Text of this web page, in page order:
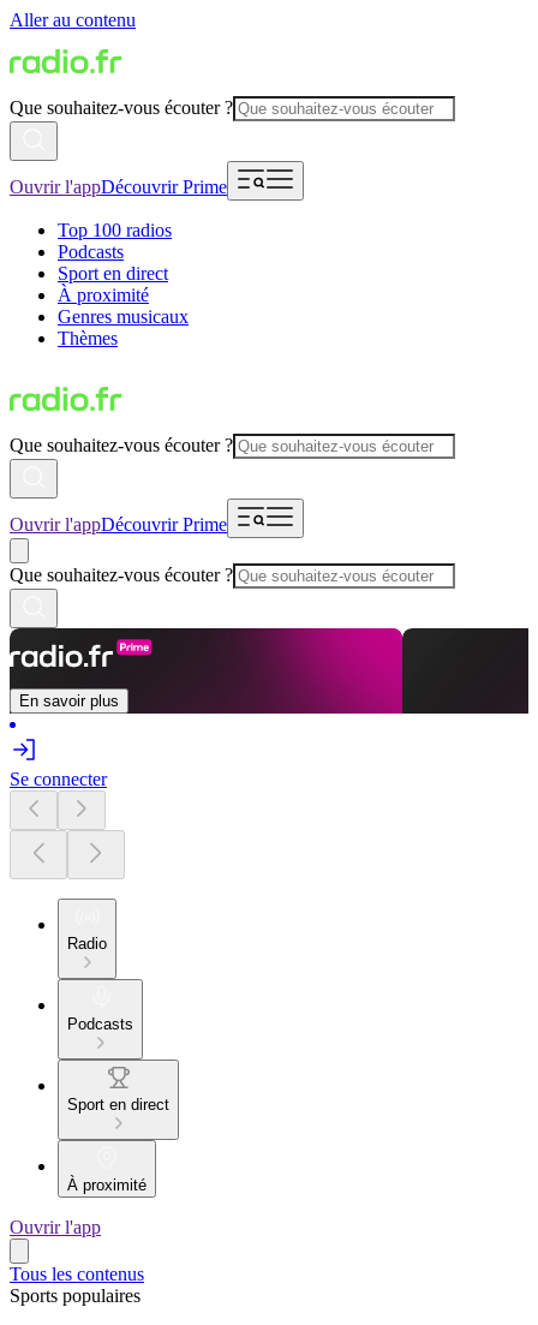
Aller au contenu
Que souhaitez-vous écouter ?
Ouvrir l'appDécouvrir Prime
Top 100 radios
Podcasts
Sport en direct
À proximité
Genres musicaux
Thèmes
Que souhaitez-vous écouter ?
Ouvrir l'appDécouvrir Prime
Que souhaitez-vous écouter ?
En savoir plus
Se connecter
Radio
Podcasts
Sport en direct
À proximité
Ouvrir l'app
Tous les contenus
Sports populaires